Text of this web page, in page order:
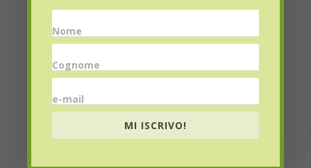
Nome
Cognome
e-mail
MI ISCRIVO!